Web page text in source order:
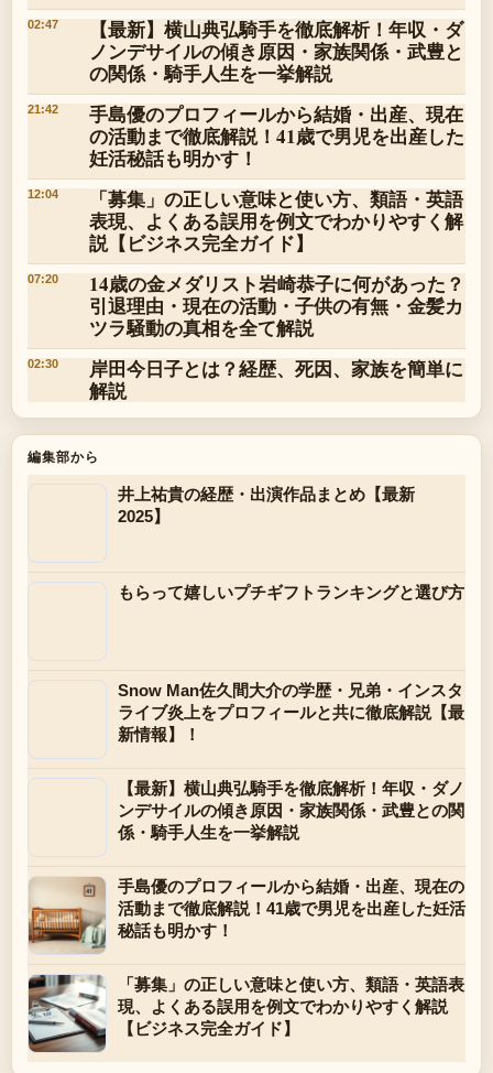
02:47
【最新】横山典弘騎手を徹底解析！年収・ダ
ノンデサイルの傾き原因・家族関係・武豊と
の関係・騎手人生を一挙解説
21:42
手島優のプロフィールから結婚・出産、現在
の活動まで徹底解説！41歳で男児を出産した
妊活秘話も明かす！
12:04
「募集」の正しい意味と使い方、類語・英語
表現、よくある誤用を例文でわかりやすく解
説【ビジネス完全ガイド】
07:20
14歳の金メダリスト岩崎恭子に何があった？
引退理由・現在の活動・子供の有無・金髪カ
ツラ騒動の真相を全て解説
02:30
岸田今日子とは？経歴、死因、家族を簡単に
解説
編集部から
井上祐貴の経歴・出演作品まとめ【最新
2025】
もらって嬉しいプチギフトランキングと選び方
Snow Man佐久間大介の学歴・兄弟・インスタ
ライブ炎上をプロフィールと共に徹底解説【最
新情報】！
【最新】横山典弘騎手を徹底解析！年収・ダノ
ンデサイルの傾き原因・家族関係・武豊との関
係・騎手人生を一挙解説
手島優のプロフィールから結婚・出産、現在の
活動まで徹底解説！41歳で男児を出産した妊活
秘話も明かす！
「募集」の正しい意味と使い方、類語・英語表
現、よくある誤用を例文でわかりやすく解説
【ビジネス完全ガイド】